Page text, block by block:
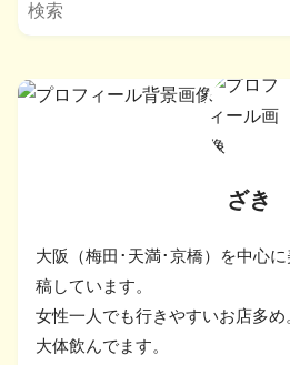
ざき
大阪（梅田･天満･京橋）を中心
稿しています。
女性一人でも行きやすいお店多め
大体飲んでます。